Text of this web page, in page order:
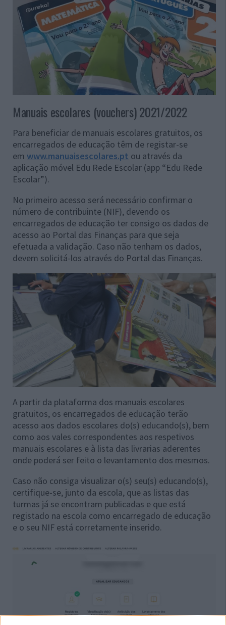
Manuais escolares (vouchers) 2021/2022
Para beneficiar de manuais escolares gratuitos, os
encarregados de educação têm de registar-se
em www.manuaisescolares.pt ou através da
aplicação móvel Edu Rede Escolar (app “Edu Rede
Escolar”).
No primeiro acesso será necessário confirmar o
número de contribuinte (NIF), devendo os
encarregados de educação ter consigo os dados de
acesso ao Portal das Finanças para que seja
efetuada a validação. Caso não tenham os dados,
devem solicitá-los através do Portal das Finanças.
A partir da plataforma dos manuais escolares
gratuitos, os encarregados de educação terão
acesso aos dados escolares do(s) educando(s), bem
como aos vales correspondentes aos respetivos
manuais escolares e à lista das livrarias aderentes
onde poderá ser feito o levantamento dos mesmos.
Caso não consiga visualizar o(s) seu(s) educando(s),
certifique-se, junto da escola, que as listas das
turmas já se encontram publicadas e que está
registado na escola como encarregado de educação
e o seu NIF está corretamente inserido.